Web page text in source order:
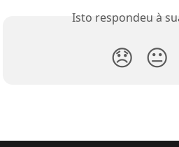
Isto respondeu à
😞 😐